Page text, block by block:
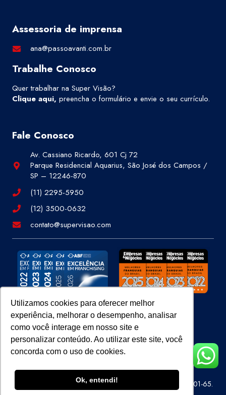
Utilizamos cookies para oferecer melhor
experiência, melhorar o desempenho, analisar
como você interage em nosso site e
personalizar conteúdo. Ao utilizar este site, você
concorda com o uso de cookies.
Ok, entendi!
Assessoria de imprensa
ana@passoavanti.com.br
Trabalhe Conosco
Quer trabalhar na Super Visão?
Clique aqui, preencha o formulário e envie o seu currículo.
Fale Conosco
Av. Cassiano Ricardo, 601 Cj 72
Parque Residencial Aquarius, São José dos Campos /
SP – 12246-870
(11) 2295-5950
(12) 3500-0632
contato@supervisao.com
Site 100% Seguro
Super Visão Perícias e Vistorias Ltda – CNPJ 07.686.414/0001-65.
Todos os direitos reservados.